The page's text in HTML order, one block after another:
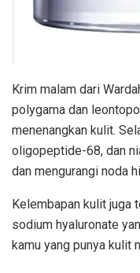
Krim malam dari
polygama dan
menenangkan kulit.
oligopeptide-68, dan
dan mengurangi noda
Kelembapan kulit juga
sodium hyaluronate
kamu yang punya kulit